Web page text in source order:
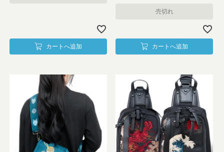
カートへ追加
売切れ
カートへ追加